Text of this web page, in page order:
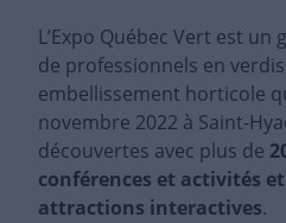
L’Expo Québec Vert est
de professionnels en
embellissement horticole
novembre 2022 à Saint-
découvertes avec plus de
conférences et activités
attractions interactives.